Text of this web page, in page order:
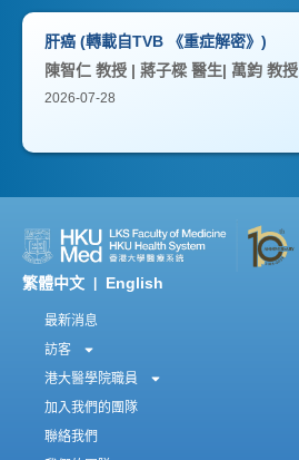
肝癌 (轉載自TVB 《重症解密》)
陳智仁 教授 | 蔣子樑 醫生| 萬鈞 教授
2026-07-28
繁體中文 English
最新消息
訪客
港大醫學院職員
加入我們的團隊
聯絡我們